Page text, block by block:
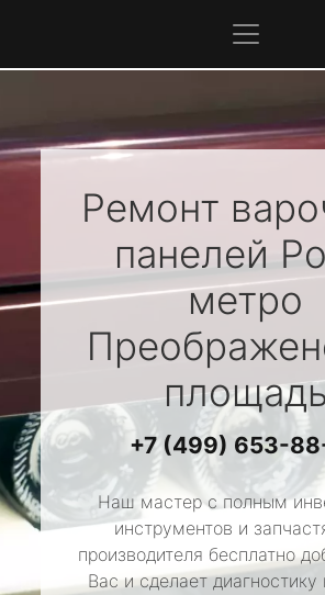
Ремонт
панелей
метро
+7 (499) 653-
Наш мастер с полным
инструментов и
производителя бесплатно
Вас и сделает диагностику